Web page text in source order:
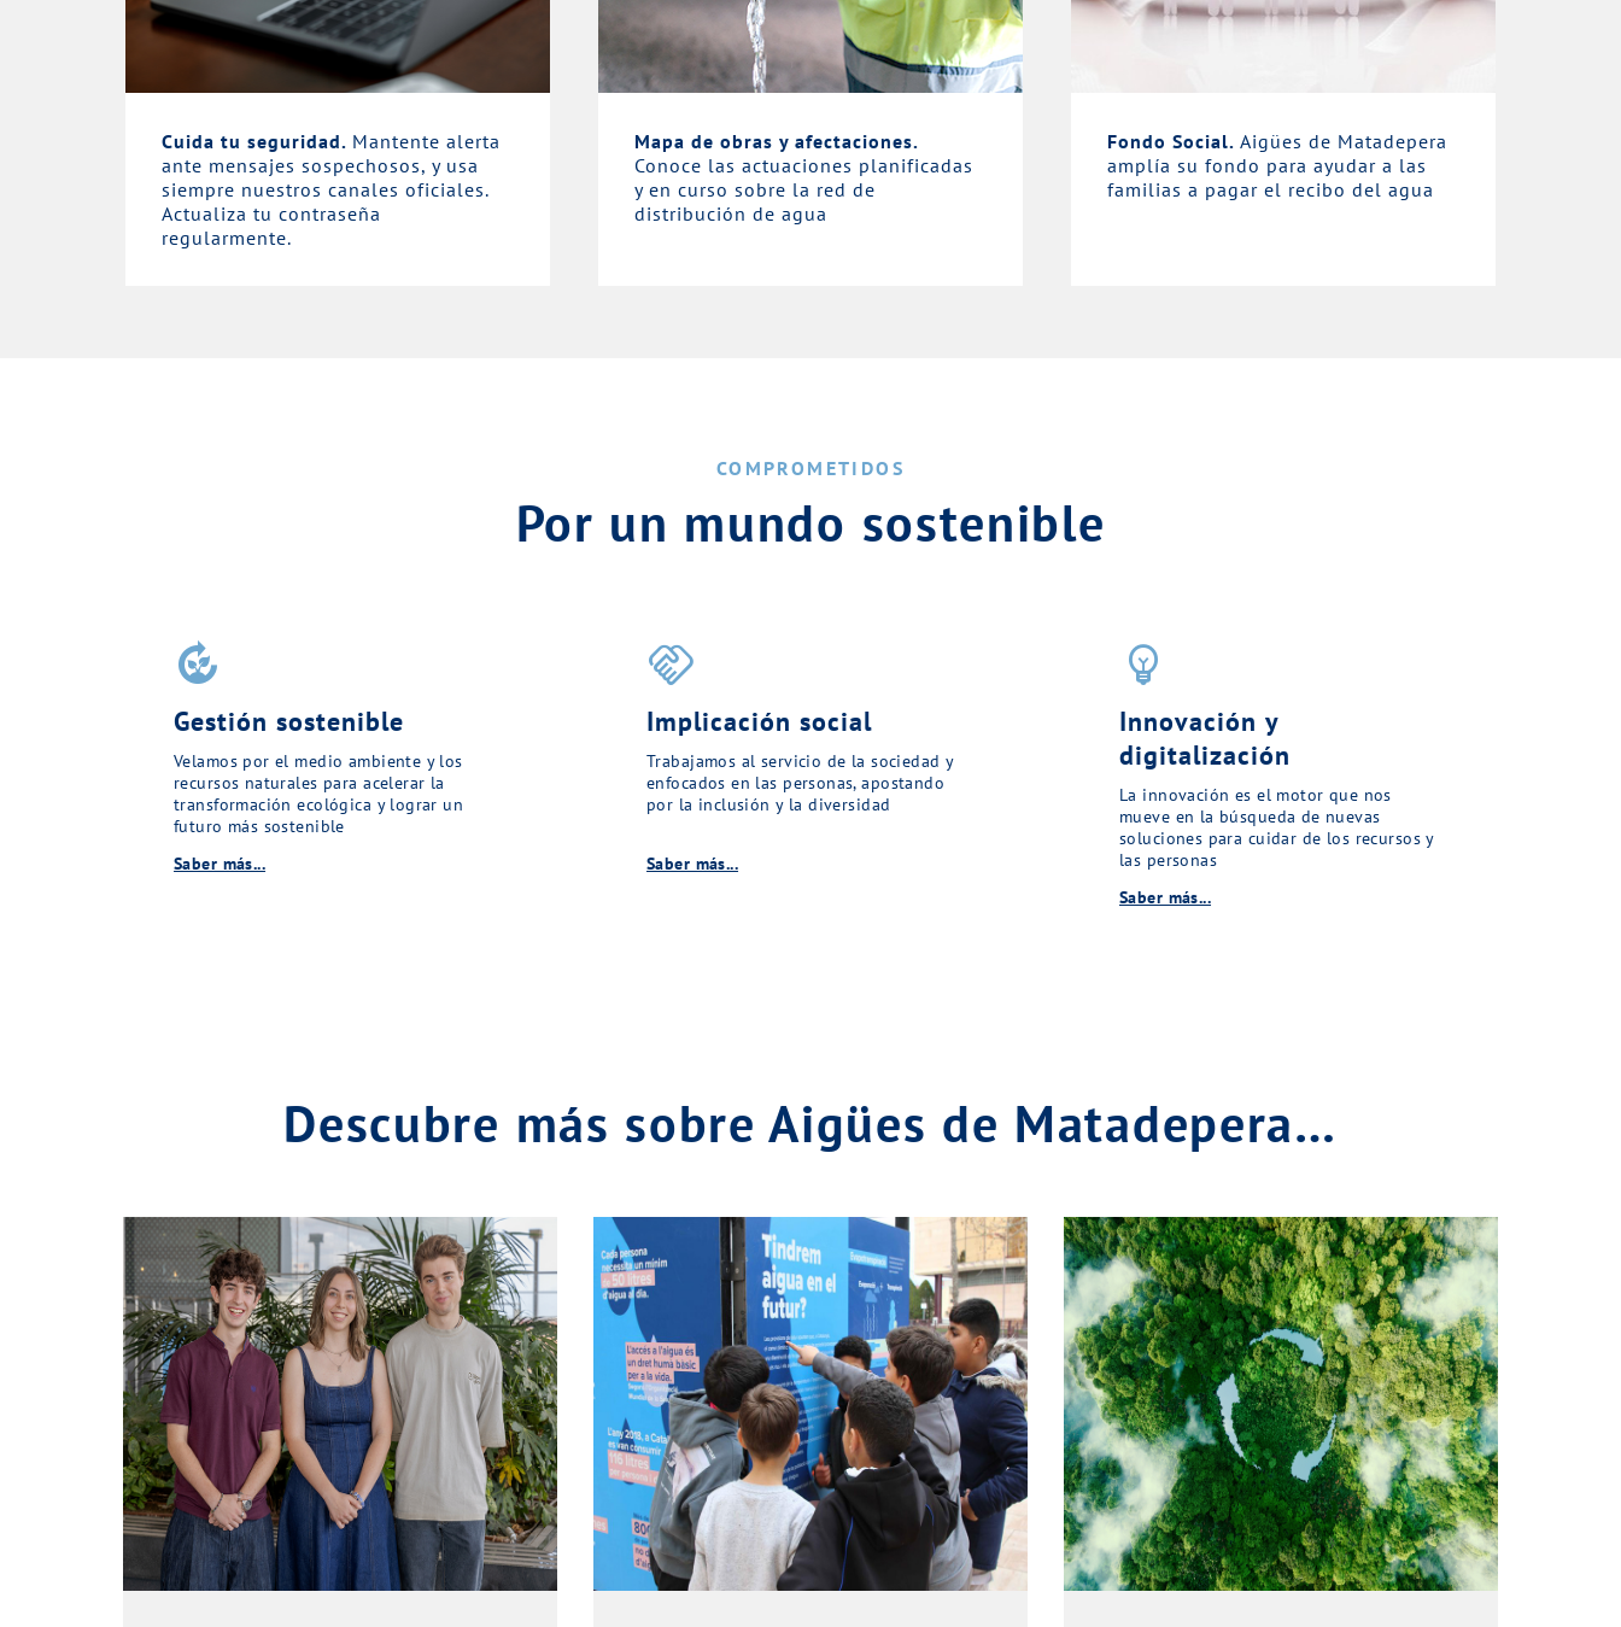
Cuida tu seguridad. Mantente alerta
ante mensajes sospechosos, y usa
siempre nuestros canales oficiales.
Actualiza tu contraseña
regularmente.
Mapa de obras y afectaciones.
Conoce las actuaciones planificadas
y en curso sobre la red de
distribución de agua
Fondo Social. Aigües de Matadepera
amplía su fondo para ayudar a las
familias a pagar el recibo del agua
COMPROMETIDOS
Por un mundo sostenible
compost
Gestión sostenible
Velamos por el medio ambiente y los
recursos naturales para acelerar la
transformación ecológica y lograr un
futuro más sostenible
Saber más...
handshake
Implicación social
Trabajamos al servicio de la sociedad y
enfocados en las personas, apostando
por la inclusión y la diversidad
Saber más...
emoji_objects
Innovación y
digitalización
La innovación es el motor que nos
mueve en la búsqueda de nuevas
soluciones para cuidar de los recursos y
las personas
Saber más...
Descubre más sobre Aigües de Matadepera…